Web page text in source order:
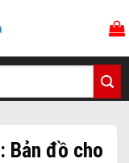
Bản đồ cho